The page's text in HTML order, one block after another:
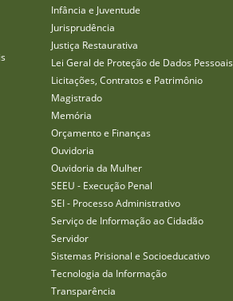
Infância e Juventude
Jurisprudência
Justiça Restaurativa
Lei Geral de Proteção de Dados Pessoais
Licitações, Contratos e Patrimônio
Magistrado
Memória
Orçamento e Finanças
Ouvidoria
Ouvidoria da Mulher
SEEU - Execução Penal
SEI - Processo Administrativo
Serviço de Informação ao Cidadão
Servidor
Sistemas Prisional e Socioeducativo
Tecnologia da Informação
Transparência